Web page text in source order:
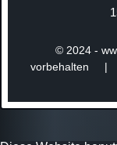
© 2024 -
vorbehalten